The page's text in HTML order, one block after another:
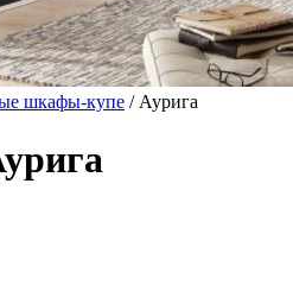
шкафы-купе / Аурига